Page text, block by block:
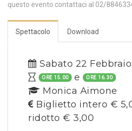
questo evento contattaci al 02/
Spettacolo Download
Sabato 22
ORE 15.00 e ORE 16.30
Monica Aimone
Biglietto intero €
ridotto € 3,00